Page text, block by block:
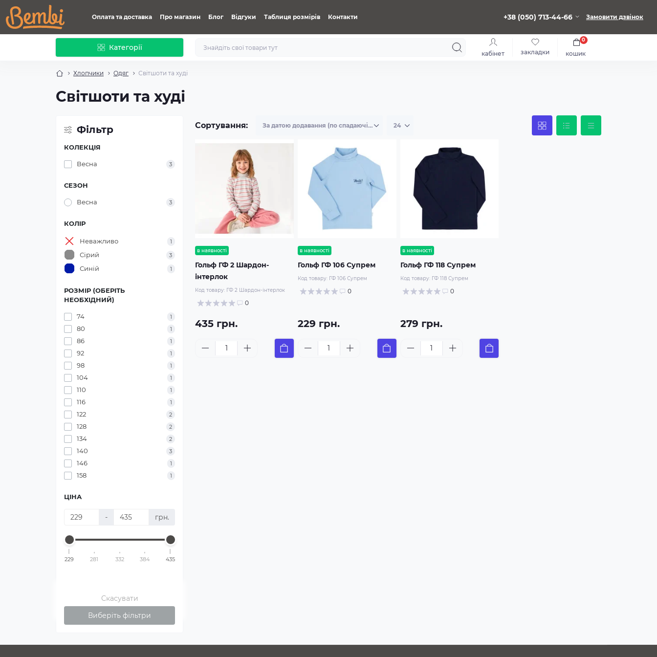
Оплата та доставка Про магазин Блог Відгуки Таблиця розмірів Контакти +38 (050) 713-44-66 Замовити дзвінок
Категорії
кабінет закладки кошик
0
Хлопчики Одяг Світшоти та худі
Світшоти та худі
Фільтр
КОЛЕКЦІЯ
Весна 3
СЕЗОН
Весна 3
КОЛІР
Неважливо 1
Сірий 3
Синій 1
РОЗМІР (ОБЕРІТЬ
НЕОБХІДНИЙ)
74 1
80 1
86 1
92 1
98 1
104 1
110 1
116 1
122 2
128 2
134 2
140 3
146 1
158 1
ЦІНА
- грн.
229 281 332 384 435
Скасувати
Виберіть фільтри
Сортування:
в наявності
Гольф ГФ 2 Шардон-
інтерлок
Код товару: ГФ 2 Шардон-інтерлок
0
435 грн.
в наявності
Гольф ГФ 106 Супрем
Код товару: ГФ 106 Супрем
0
229 грн.
в наявності
Гольф ГФ 118 Супрем
Код товару: ГФ 118 Супрем
0
279 грн.